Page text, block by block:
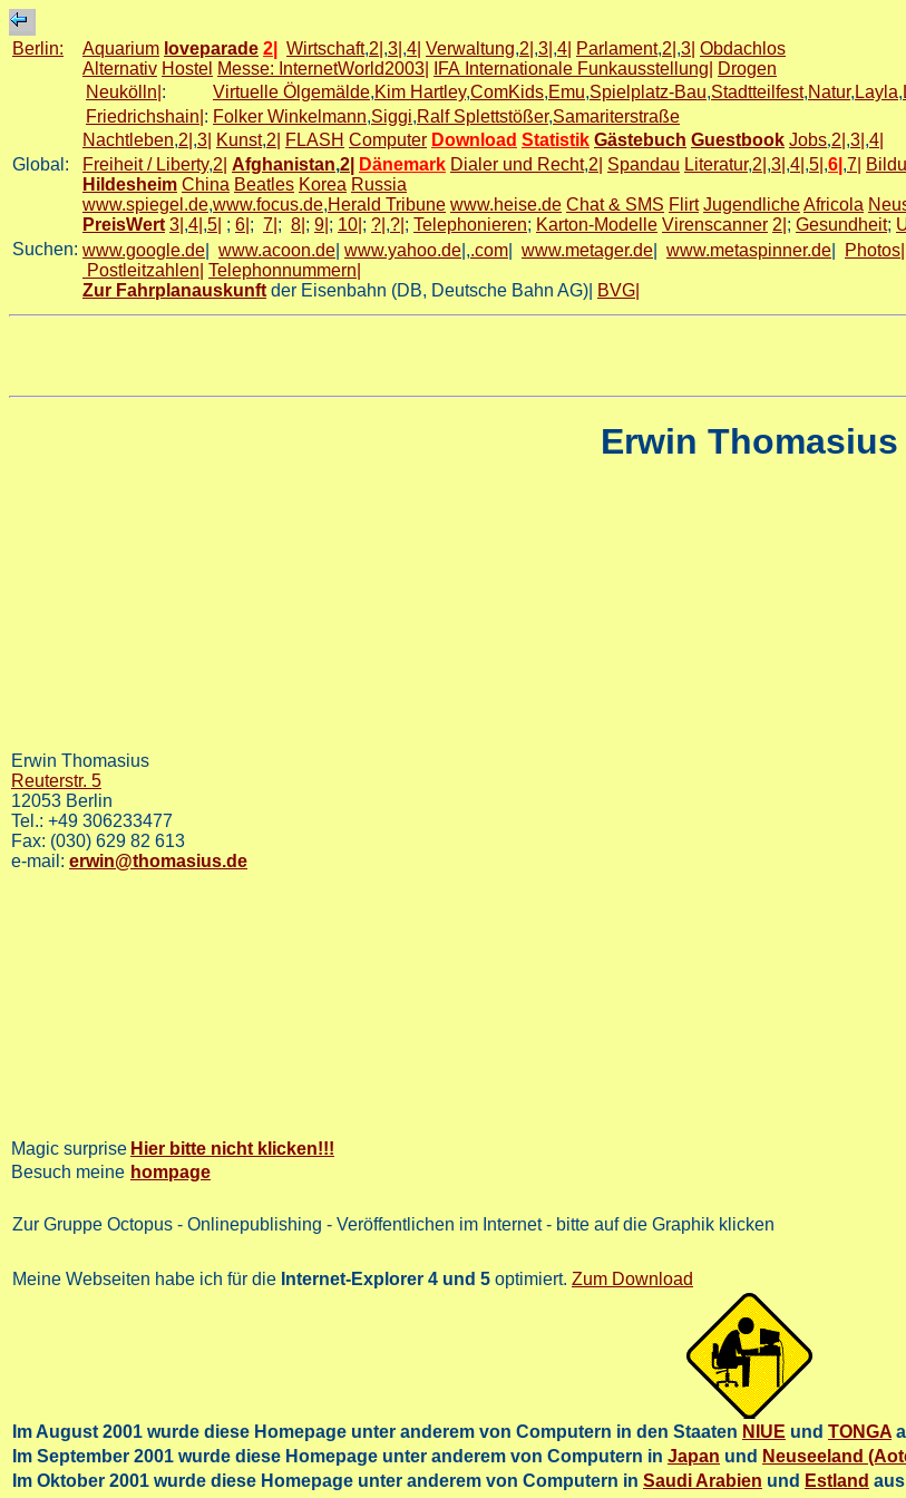
Berlin: Aquarium loveparade 2| Wirtschaft,2| ,3| ,4| Verwaltung,2| ,3| ,4| Parlament,2| ,3| Obdachlos
Alternativ Hostel Messe: InternetWorld2003| IFA Internationale Funkausstellung|
Drogen
Neukölln| : Virtuelle Ölgemälde,Kim Hartley,ComKids,Emu,Spielplatz-Bau,Stadtteilfest,Natur, Layla,
Friedrichshain| : Folker Winkelmann,Siggi,Ralf Splettstößer,Samariterstraße
Nachtleben,2| ,3| Kunst,2| FLASH Computer Download Statistik Gästebuch Guestbook Jobs,2| ,3| ,4|
Global:
Freiheit / Liberty,2| Afghanistan,2| Dänemark Dialer und Recht,2| Spandau Literatur,2| ,3| ,4| ,5| ,6| ,7|
Hildesheim China Beatles Korea Russia
www.spiegel.de,www.focus.de,Herald Tribune www.heise.de Chat & SMS Flirt JugendlicheAfricola
PreisWert 3| ,4| ,5| ; 6| ; 7| ; 8| ; 9| ; 10| ; ?| ,?| ; Telephonieren; Karton-Modelle Virenscanner 2| ; Gesundheit;
Suchen: www.google.de www.acoon.de www.yahoo.de |,.com www.metager.de www.metaspinner.de
Photos|
Postleitzahlen| Telephonnummern|
Zur Fahrplanauskunft der Eisenbahn (DB, Deutsche Bahn AG)| BVG|
Erwin Thomasius
Erwin Thomasius
Reuterstr. 5
12053 Berlin
Tel.: +49 306233477
Fax: (030) 629 82 613
e-mail: erwin@thomasius.de
Magic surprise Hier bitte nicht klicken!!!
Besuch meine hompage
Zur Gruppe Octopus - Onlinepublishing - Veröffentlichen im Internet - bitte auf die Graphik klicken
Meine Webseiten habe ich für die Internet-Explorer 4 und 5 optimiert. Zum Download
Im August 2001 wurde diese Homepage unter anderem von Computern in den Staaten NIUE und TONGA
Im September 2001 wurde diese Homepage unter anderem von Computern in Japan und Neuseeland
Im Oktober 2001 wurde diese Homepage unter anderem von Computern in Saudi Arabien und Estland